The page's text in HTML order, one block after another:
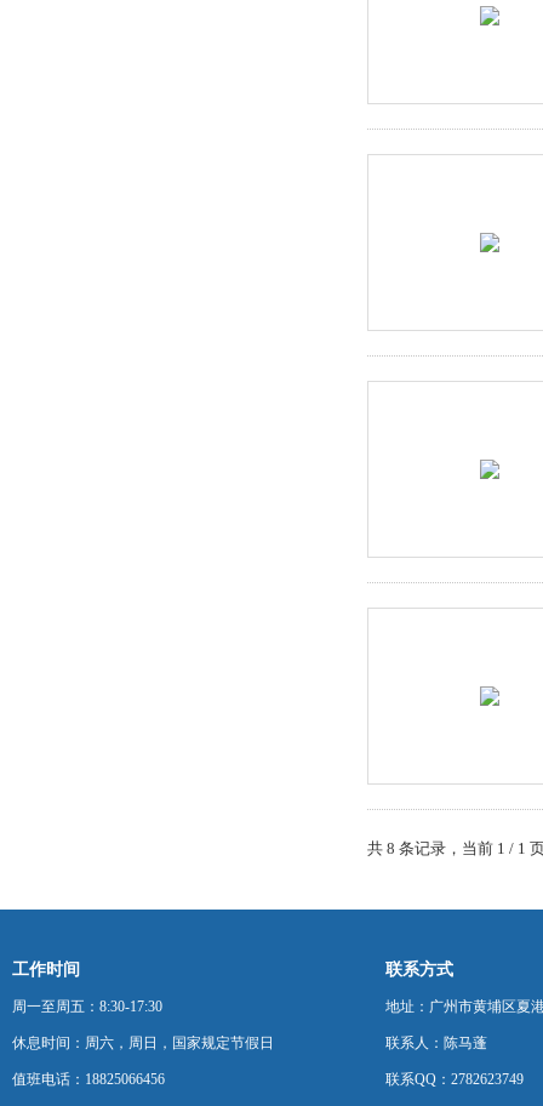
共 8 条记录，当前 1 / 1
工作时间
周一至周五：8:30-17:30
休息时间：周六，周日，国家规定节假日
值班电话：18825066456
联系方式
地址：广州市黄埔区夏
联系人：陈马蓬
联系QQ：2782623749